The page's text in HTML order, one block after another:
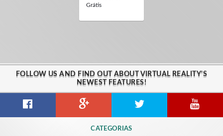
Grátis
FOLLOW US AND FIND OUT ABOUT VIRTUAL REALITY'S
NEWEST FEATURES!
CATEGORIAS